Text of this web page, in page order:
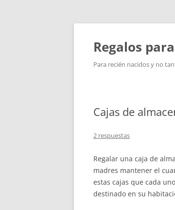
Saltar
contenido
Regalos
Para recién nacidos y no
Cajas de
2 respuestas
Regalar una caja de
madres mantener el
estas cajas que cada
destinado en su